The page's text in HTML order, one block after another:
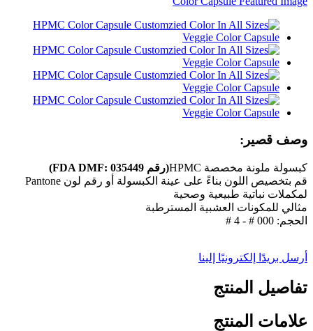
وصف قصير:
كبسولة ملونة مخصصة HPMC
(رقم FDA DMF: 035449)
قم بتخصيص اللون بناءً على عينة الكبسولة أو رقم لون Pantone
لمكملات نباتية طبيعية وصحية
مثالي للمكونات العشبية المسترطبة
الحجم: 000 # - 4 #
أرسل بريدًا إلكترونيًا إلينا
تفاصيل المنتج
علامات المنتج